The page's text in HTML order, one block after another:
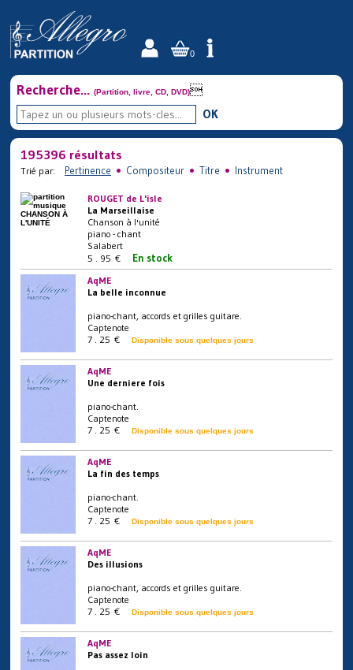
0
Recherche... (Partition, livre, CD, DVD)
OK
195396 résultats
Trié par: Pertinence • Compositeur • Titre • Instrument
ROUGET de L'isle
La Marseillaise
Chanson à l'unité
piano - chant
Salabert
5 . 95 €
En stock
AqME
La belle inconnue
piano-chant, accords et grilles guitare.
Captenote
7 . 25 €
Disponible sous quelques jours
AqME
Une derniere fois
piano-chant.
Captenote
7 . 25 €
Disponible sous quelques jours
AqME
La fin des temps
piano-chant.
Captenote
7 . 25 €
Disponible sous quelques jours
AqME
Des illusions
piano-chant, accords et grilles guitare.
Captenote
7 . 25 €
Disponible sous quelques jours
AqME
Pas assez loin